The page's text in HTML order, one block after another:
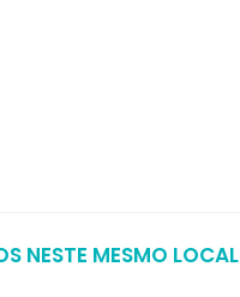
NESTE MESMO LOCAL